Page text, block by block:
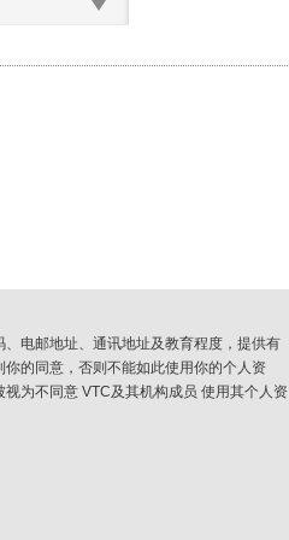
电邮地址、通讯地址及教育程度，提供有
的同意，否则不能如此使用你的个人资
为不同意 VTC及其机构成员 使用其个人资